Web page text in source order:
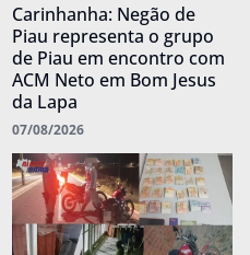
Carinhanha: Negão de
Piau representa o grupo
de Piau em encontro com
ACM Neto em Bom Jesus
da Lapa
07/08/2026